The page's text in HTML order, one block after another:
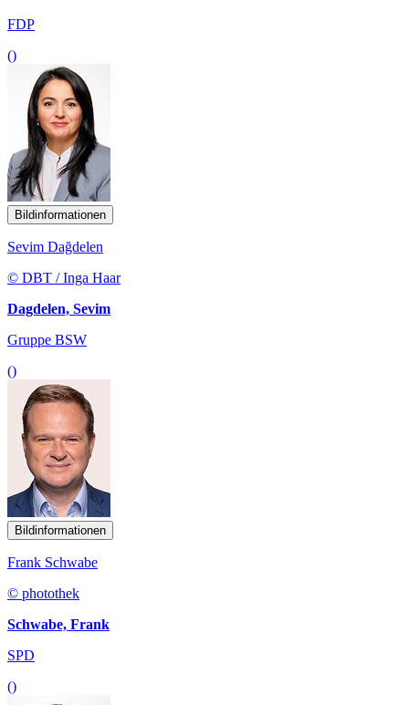
FDP
()
Bildinformationen
Sevim Dağdelen
© DBT / Inga Haar
Dagdelen, Sevim
Gruppe BSW
()
Bildinformationen
Frank Schwabe
© photothek
Schwabe, Frank
SPD
()